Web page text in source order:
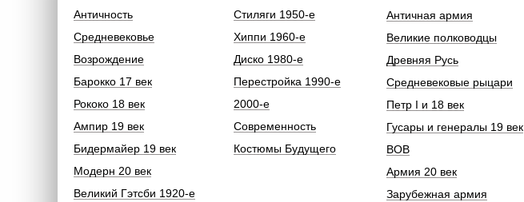
Античность
Средневековье
Возрождение
Барокко 17 век
Рококо 18 век
Ампир 19 век
Бидермайер 19 век
Модерн 20 век
Великий Гэтсби 1920-е
Стиляги 1950-е
Хиппи 1960-е
Диско 1980-е
Перестройка 1990-е
2000-е
Современность
Костюмы Будущего
Античная армия
Великие полководцы
Древняя Русь
Средневековые рыцари
Петр I и 18 век
Гусары и генералы 19 век
ВОВ
Армия 20 век
Зарубежная армия